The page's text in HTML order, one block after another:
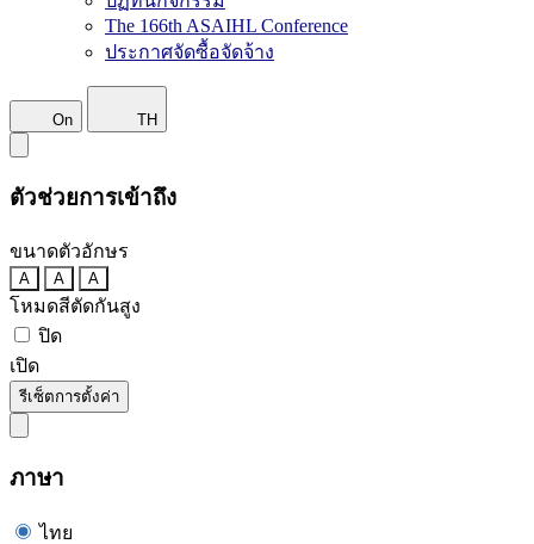
The 166th ASAIHL Conference
ประกาศจัดซื้อจัดจ้าง
On TH
ตัวช่วยการเข้าถึง
ขนาดตัวอักษร
A A A
โหมดสีตัดกันสูง
ปิด
เปิด
รีเซ็ตการตั้งค่า
ภาษา
ไทย